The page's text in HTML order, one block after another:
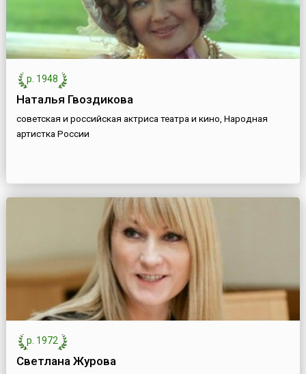
р. 1948
Наталья Гвоздикова
советская и российская актриса театра и кино, Народная
артистка России
р. 1972
Светлана Журова